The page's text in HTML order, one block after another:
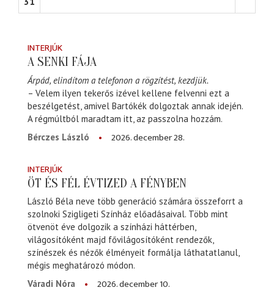
INTERJÚK
A SENKI FÁJA
Árpád, elindítom a telefonon a rögzítést, kezdjük.
– Velem ilyen tekerős izével kellene felvenni ezt a
beszélgetést, amivel Bartókék dolgoztak annak idején.
A régmúltból maradtam itt, az passzolna hozzám.
Bérczes László
2026. december 28.
INTERJÚK
ÖT ÉS FÉL ÉVTIZED A FÉNYBEN
László Béla neve több generáció számára összeforrt a
szolnoki Szigligeti Színház előadásaival. Több mint
ötvenöt éve dolgozik a színházi háttérben,
világosítóként majd fővilágosítóként rendezők,
színészek és nézők élményeit formálja láthatatlanul,
mégis meghatározó módon.
Váradi Nóra
2026. december 10.